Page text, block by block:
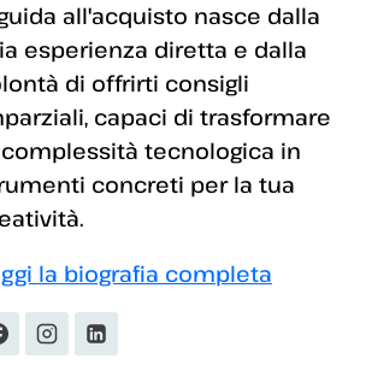
all'acquisto nasce dalla
esperienza diretta e dalla
di offrirti consigli
capaci di trasformare
tecnologica in
concreti per la tua
la biografia completa